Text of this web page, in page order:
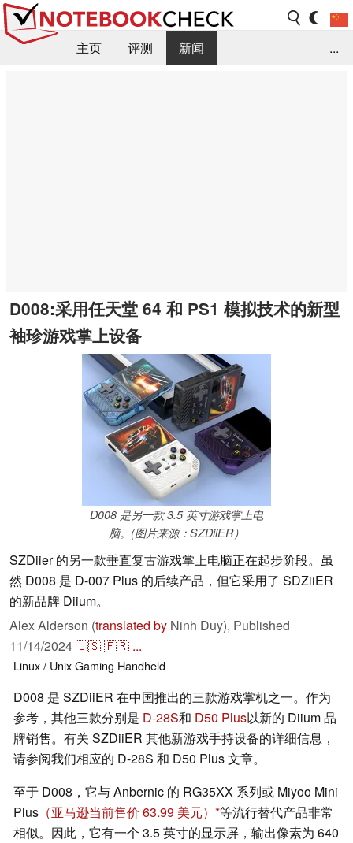
主页 评测
新闻
...
D008:采用任天堂 64 和 PS1 模拟技术的新型
袖珍游戏掌上设备
D008 是另一款 3.5 英寸游戏掌上电
脑。(图片来源：SZDiiER）
SZDiier 的另一款垂直复古游戏掌上电脑正在起步阶段。虽
然 D008 是 D-007 Plus 的后续产品，但它采用了 SDZiiER
的新品牌 Diium。
Alex Alderson (translated by Ninh Duy), Published
11/14/2024🇺🇸🇫🇷 ...
Linux / UnixGaming Handheld
D008 是 SZDiiER 在中国推出的三款游戏掌机之一。作为
参考，其他三款分别是 D-28S和 D50 Plus以新的 Diium 品
牌销售。有关 SZDiiER 其他新游戏手持设备的详细信息，
请参阅我们相应的 D-28S 和 D50 Plus 文章。
至于 D008，它与 Anbernic 的 RG35XX 系列或 Miyoo Mini
Plus （亚马逊当前售价 63.99 美元）
等流行替代产品非常
相似。因此，它有一个 3.5 英寸的显示屏，输出像素为 640